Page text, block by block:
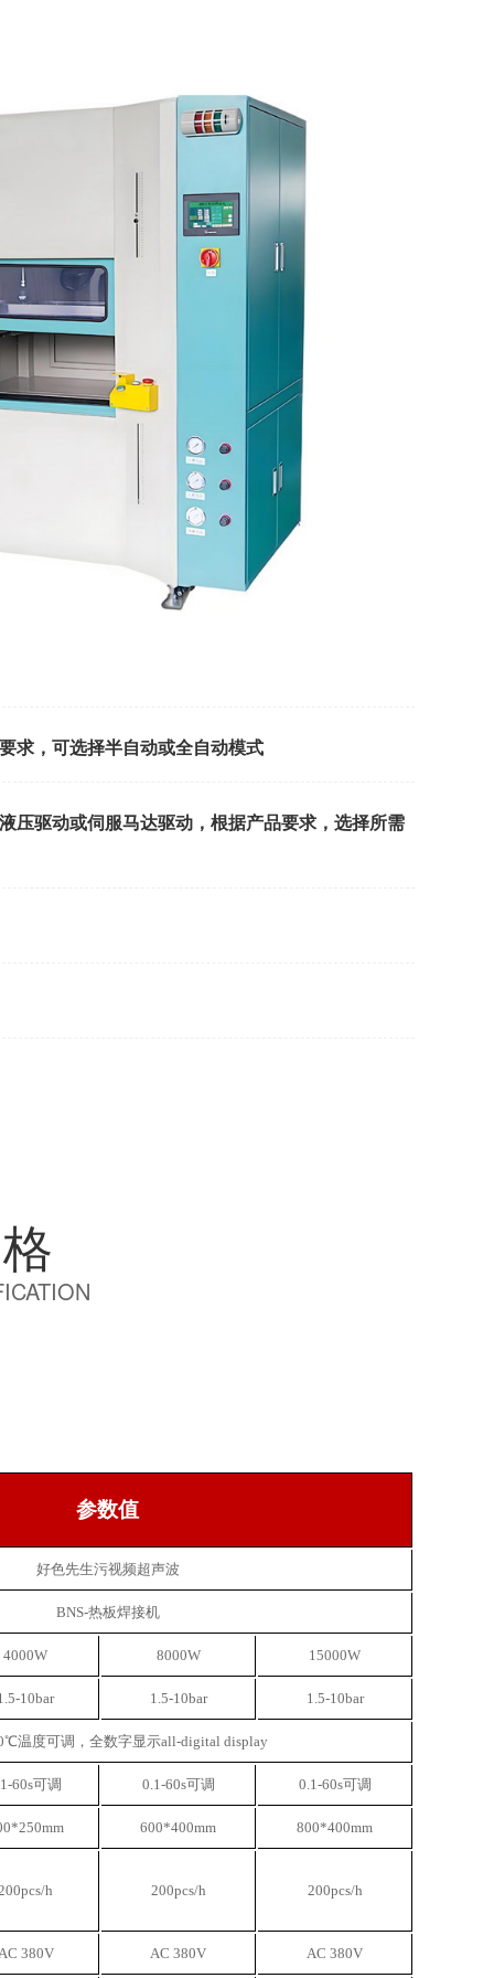
求，可选择半自动或全自动模式
压驱动或伺服马达驱动，根据产品要求，选择所需
参数值
好色先生污视频超声波
BNS-热板焊接机
4000W 8000W 15000W
10bar 1.5-10bar 1.5-10bar
温度可调，全数字显示all-digital display
60s可调 0.1-60s可调 0.1-60s可调
600*400mm 800*400mm
h 200pcs/h 200pcs/h
380V AC 380V AC 380V